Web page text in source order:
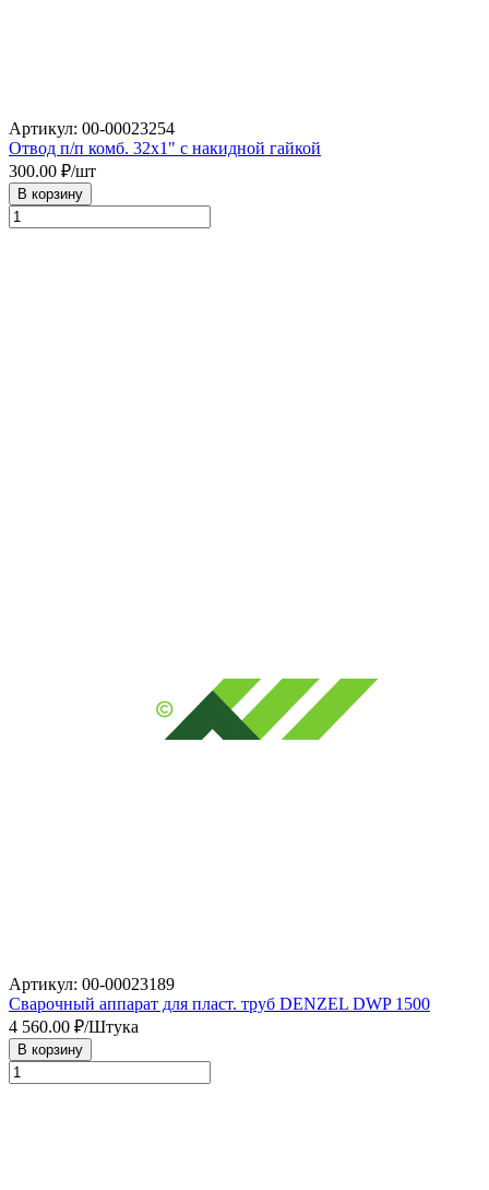
Артикул: 00-00023254
Отвод п/п комб. 32х1" с накидной гайкой
300.00 ₽/шт
В корзину
Артикул: 00-00023189
Сварочный аппарат для пласт. труб DENZEL DWP 1500
4 560.00 ₽/Штука
В корзину